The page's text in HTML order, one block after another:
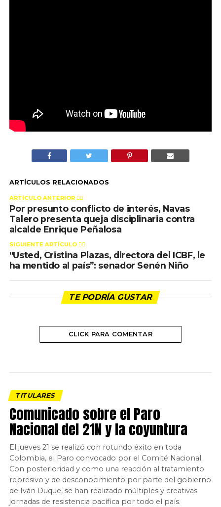
ARTÍCULOS RELACIONADOS
ARTÍCULO ANTERIOR 👉🏻
Por presunto conflicto de interés, Navas
Talero presenta queja disciplinaria contra
alcalde Enrique Peñalosa
SIGUIENTE ARTÍCULO 👈🏻
“Usted, Cristina Plazas, directora del ICBF, le
ha mentido al país”: senador Senén Niño
TE PODRÍA GUSTAR
CLICK PARA COMENTAR
TITULARES
Comunicado sobre el Paro
Nacional del 21N y la coyuntura
El jueves 21 se realizó con rotundo éxito en toda
Colombia, el Paro convocado por el Comité Nacional.
Con posterioridad y como una reacción al tratamiento
represivo y de desconocimiento por parte del gobierno
de Iván Duque, se han realizado múltiples y creativas
jornadas de resistencia pacífica por todo el país.